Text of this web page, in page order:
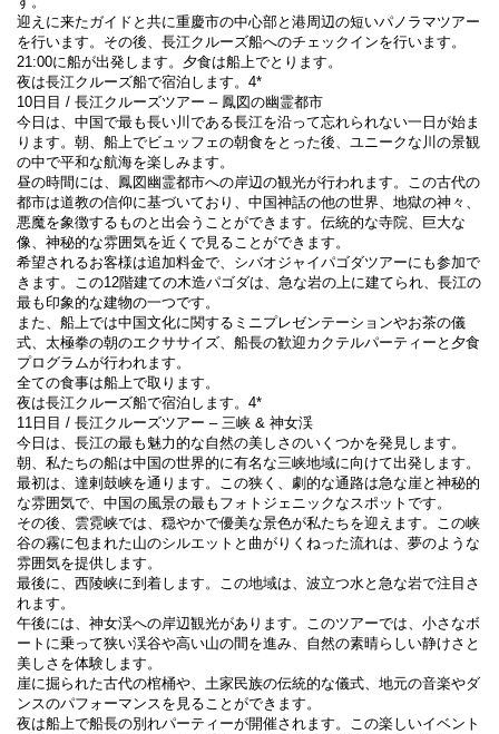
迎えに来たガイドと共に重慶市の中心部と港周辺の短いパノラマツアー
を行います。その後、長江クルーズ船へのチェックインを行います。
21:00に船が出発します。夕食は船上でとります。
夜は長江クルーズ船で宿泊します。4*
10日目 / 長江クルーズツアー – 鳳図の幽霊都市
今日は、中国で最も長い川である長江を沿って忘れられない一日が始ま
ります。朝、船上でビュッフェの朝食をとった後、ユニークな川の景観
の中で平和な航海を楽しみます。
昼の時間には、鳳図幽霊都市への岸辺の観光が行われます。この古代の
都市は道教の信仰に基づいており、中国神話の他の世界、地獄の神々、
悪魔を象徴するものと出会うことができます。伝統的な寺院、巨大な
像、神秘的な雰囲気を近くで見ることができます。
希望されるお客様は追加料金で、シバオジャイパゴダツアーにも参加で
きます。この12階建ての木造パゴダは、急な岩の上に建てられ、長江の
最も印象的な建物の一つです。
また、船上では中国文化に関するミニプレゼンテーションやお茶の儀
式、太極拳の朝のエクササイズ、船長の歓迎カクテルパーティーと夕食
プログラムが行われます。
全ての食事は船上で取ります。
夜は長江クルーズ船で宿泊します。4*
11日目 / 長江クルーズツアー – 三峡 & 神女渓
今日は、長江の最も魅力的な自然の美しさのいくつかを発見します。
朝、私たちの船は中国の世界的に有名な三峡地域に向けて出発します。
最初は、達剌鼓峡を通ります。この狭く、劇的な通路は急な崖と神秘的
な雰囲気で、中国の風景の最もフォトジェニックなスポットです。
その後、雲霓峡では、穏やかで優美な景色が私たちを迎えます。この峡
谷の霧に包まれた山のシルエットと曲がりくねった流れは、夢のような
雰囲気を提供します。
最後に、西陵峡に到着します。この地域は、波立つ水と急な岩で注目さ
れます。
午後には、神女渓への岸辺観光があります。このツアーでは、小さなボ
ートに乗って狭い渓谷や高い山の間を進み、自然の素晴らしい静けさと
美しさを体験します。
崖に掘られた古代の棺桶や、土家民族の伝統的な儀式、地元の音楽やダ
ンスのパフォーマンスを見ることができます。
夜は船上で船長の別れパーティーが開催されます。この楽しいイベント